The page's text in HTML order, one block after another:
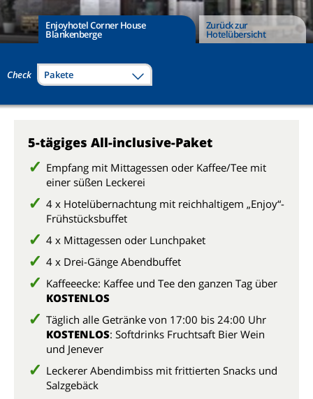
Enjoyhotel Corner House
Blankenberge
Zurück zur
Hotelübersicht
Check Pakete
5-tägiges All-inclusive-Paket
Empfang mit Mittagessen oder Kaffee/Tee mit
einer süßen Leckerei
4 x Hotelübernachtung mit reichhaltigem „Enjoy“-
Frühstücksbuffet
4 x Mittagessen oder Lunchpaket
4 x Drei-Gänge Abendbuffet
Kaffeeecke: Kaffee und Tee den ganzen Tag über
KOSTENLOS
Täglich alle Getränke von 17:00 bis 24:00 Uhr
KOSTENLOS: Softdrinks Fruchtsaft Bier Wein
und Jenever
Leckerer Abendimbiss mit frittierten Snacks und
Salzgebäck